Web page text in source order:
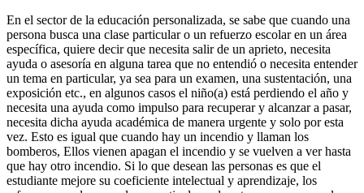
En el sector de la educación personalizada, se sabe que cuando una
persona busca una clase particular o un refuerzo escolar en un área
específica, quiere decir que necesita salir de un aprieto, necesita
ayuda o asesoría en alguna tarea que no entendió o necesita entender
un tema en particular, ya sea para un examen, una sustentación, una
exposición etc., en algunos casos el niño(a) está perdiendo el año y
necesita una ayuda como impulso para recuperar y alcanzar a pasar,
necesita dicha ayuda académica de manera urgente y solo por esta
vez. Esto es igual que cuando hay un incendio y llaman los
bomberos, Ellos vienen apagan el incendio y se vuelven a ver hasta
que hay otro incendio. Si lo que desean las personas es que el
estudiante mejore su coeficiente intelectual y aprendizaje, los